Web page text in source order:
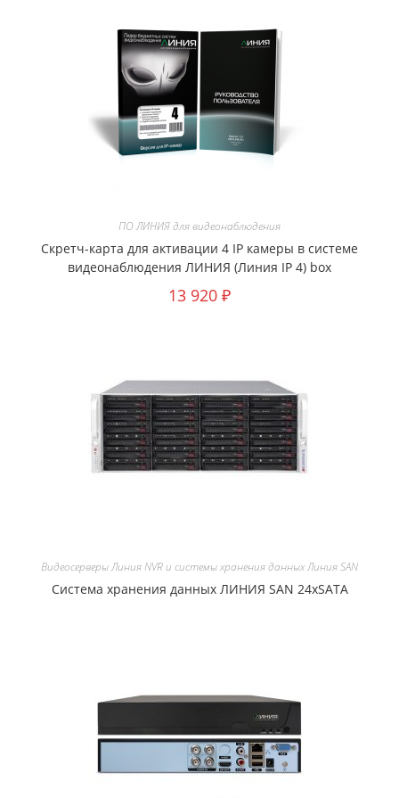
ПО ЛИНИЯ для видеонаблюдения
Скретч-карта для активации 4 IP камеры в системе
видеонаблюдения ЛИНИЯ (Линия IP 4) box
13 920 ₽
Видеосерверы Линия NVR и системы хранения данных Линия SAN
Система хранения данных ЛИНИЯ SAN 24хSATA